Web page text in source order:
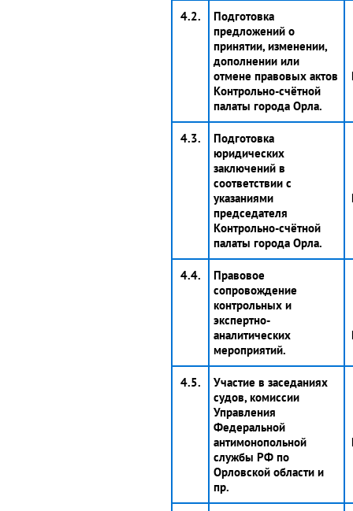
4.2.
Подготовка
предложений о
принятии, изменении,
дополнении или
отмене правовых актов
Контрольно-счётной
палаты города Орла.
4.3.
Подготовка
юридических
заключений в
соответствии с
указаниями
председателя
Контрольно-счётной
палаты города Орла.
4.4.
Правовое
сопровождение
контрольных и
экспертно-
аналитических
мероприятий.
4.5.
Участие в заседаниях
судов, комиссии
Управления
Федеральной
антимонопольной
службы РФ по
Орловской области и
пр.